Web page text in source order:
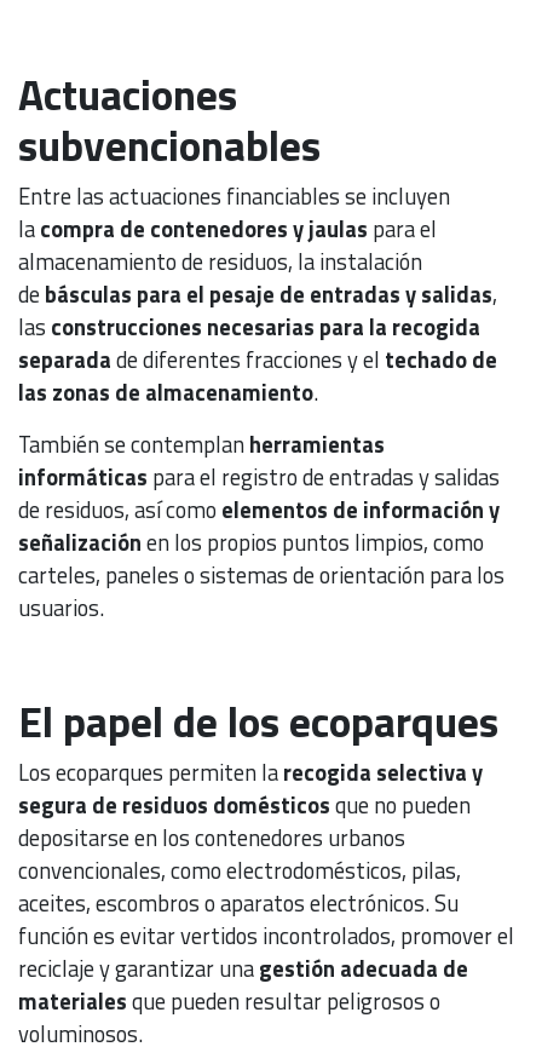
Actuaciones
subvencionables
Entre las actuaciones financiables se incluyen
lacompra de contenedores y jaulas para el
almacenamiento de residuos, la instalación
debásculas para el pesaje de entradas y salidas,
las construcciones necesarias para la recogida
separadade diferentes fracciones y el techado de
las zonas de almacenamiento.
También se contemplanherramientas
informáticas para el registro de entradas y salidas
de residuos, así como elementos de información y
señalizaciónen los propios puntos limpios, como
carteles, paneles o sistemas de orientación para los
usuarios.
El papel de los ecoparques
Los ecoparques permiten larecogida selectiva y
segura de residuos domésticosque no pueden
depositarse en los contenedores urbanos
convencionales, como electrodomésticos, pilas,
aceites, escombros o aparatos electrónicos. Su
función es evitar vertidos incontrolados, promover el
reciclaje y garantizar unagestión adecuada de
materialesque pueden resultar peligrosos o
voluminosos.